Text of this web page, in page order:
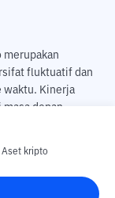
merupakan
fluktuatif dan
waktu. Kinerja
depan.
membeli dan
tidak
nilai tukar Aset
Aset kripto